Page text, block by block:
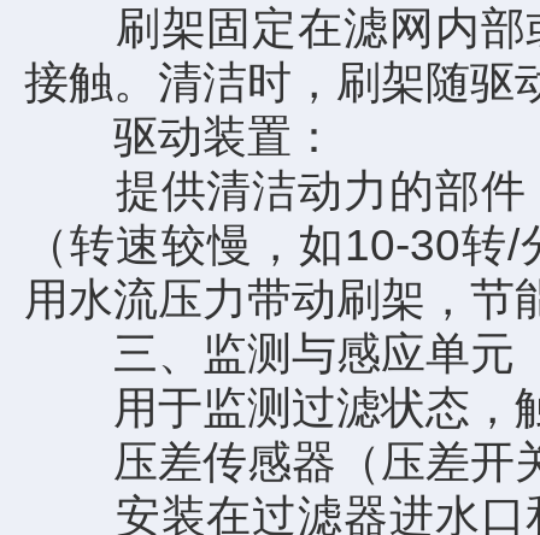
刷架固定在滤网内部
接触。清洁时，刷架随驱
驱动装置：
提供清洁动力的部件
（转速较慢，如10-30
用水流压力带动刷架，节
三、监测与感应单元
用于监测过滤状态，触
压差传感器（压差开
安装在过滤器进水口